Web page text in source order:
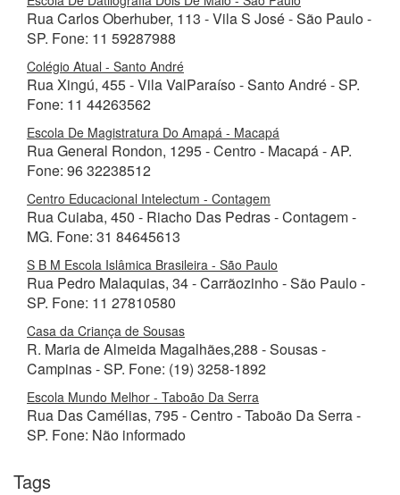
Rua Carlos Oberhuber, 113 - Vila S José - São Paulo -
SP. Fone: 11 59287988
Colégio Atual - Santo André
Rua Xingú, 455 - Vila ValParaíso - Santo André - SP.
Fone: 11 44263562
Escola De Magistratura Do Amapá - Macapá
Rua General Rondon, 1295 - Centro - Macapá - AP.
Fone: 96 32238512
Centro Educacional Intelectum - Contagem
Rua Cuiaba, 450 - Riacho Das Pedras - Contagem -
MG. Fone: 31 84645613
S B M Escola Islâmica Brasileira - São Paulo
Rua Pedro Malaquias, 34 - Carrãozinho - São Paulo -
SP. Fone: 11 27810580
Casa da Criança de Sousas
R. Maria de Almeida Magalhães,288 - Sousas -
Campinas - SP. Fone: (19) 3258-1892
Escola Mundo Melhor - Taboão Da Serra
Rua Das Camélias, 795 - Centro - Taboão Da Serra -
SP. Fone: Não informado
Tags